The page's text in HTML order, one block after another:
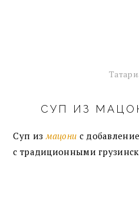
СУП ИЗ
Суп измацони с
с традиционными